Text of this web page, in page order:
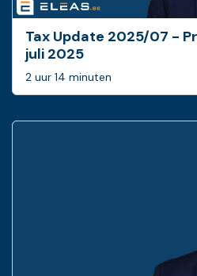
Tax Update 2025/07 -
juli 2025
2 uur 14 minuten